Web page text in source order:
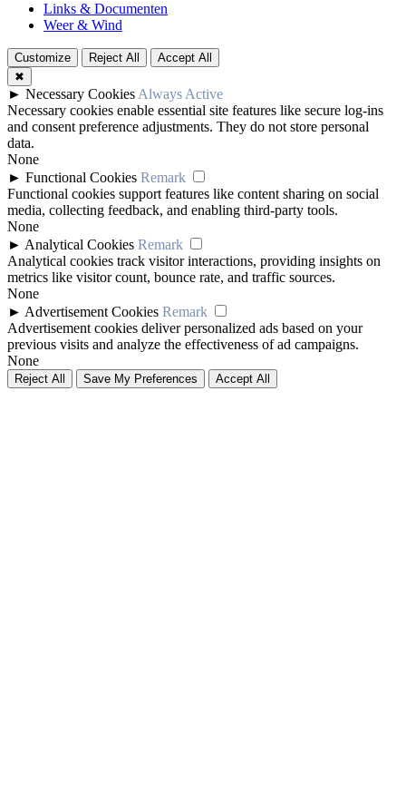
Links & Documenten
Weer & Wind
Customize Reject All
Accept All
✖
► Necessary Cookies Always Active
Necessary cookies enable essential site features like secure log-ins
and consent preference adjustments. They do not store personal
data.
None
► Functional Cookies Remark
Functional cookies support features like content sharing on social
media, collecting feedback, and enabling third-party tools.
None
► Analytical Cookies Remark
Analytical cookies track visitor interactions, providing insights on
metrics like visitor count, bounce rate, and traffic sources.
None
► Advertisement Cookies Remark
Advertisement cookies deliver personalized ads based on your
previous visits and analyze the effectiveness of ad campaigns.
None
Reject All Save My Preferences Accept All